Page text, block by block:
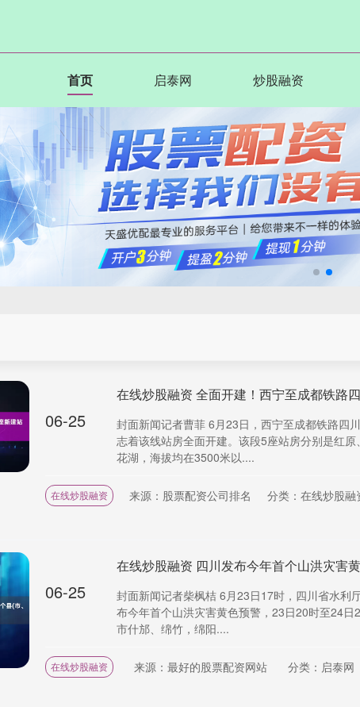
首页 启泰网 炒股融资
06-25
封面新闻记者曹菲 6月23日，西宁至成都铁路四
志着该线站房全面开建。该段5座站房分别是红
花湖，海拔均在3500米以....
在线炒股融资 来源：股票配资公司排名 分类：在线炒股融
06-25
封面新闻记者柴枫桔 6月23日17时，四川省水利
布今年首个山洪灾害黄色预警，23日20时至24日
市什邡、绵竹，绵阳....
在线炒股融资 来源：最好的股票配资网站 分类：启泰网